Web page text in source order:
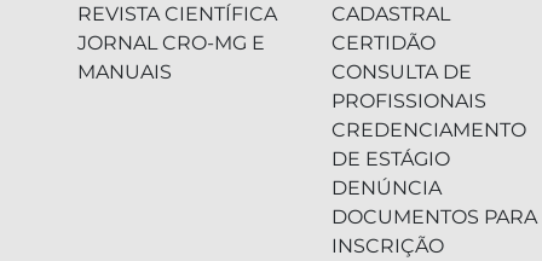
REVISTA CIENTÍFICA
JORNAL CRO-MG E
MANUAIS
CADASTRAL
CERTIDÃO
CONSULTA DE
PROFISSIONAIS
CREDENCIAMENTO
DE ESTÁGIO
DENÚNCIA
DOCUMENTOS PARA
INSCRIÇÃO